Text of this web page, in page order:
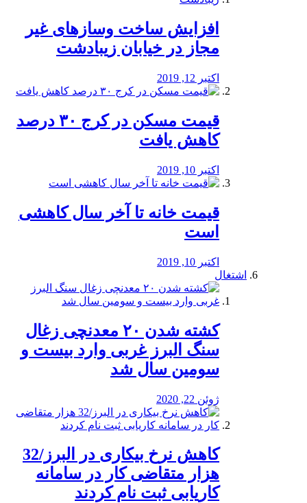
افزایش ساخت وسازهای غیر
مجاز در خیابان زیبادشت
اکتبر 12, 2019
️قیمت مسکن در کرج ۳۰ درصد
کاهش یافت
اکتبر 10, 2019
قیمت خانه تا آخر سال کاهشی
است
اکتبر 10, 2019
اشتغال
کشته شدن ۲۰ معدنچی زغال
سنگ البرز غربی وارد بیست و
سومین سال شد
ژوئن 22, 2020
کاهش نرخ بیکاری در البرز/32
هزار متقاضی کار در سامانه
کاریابی ثبت نام کردند